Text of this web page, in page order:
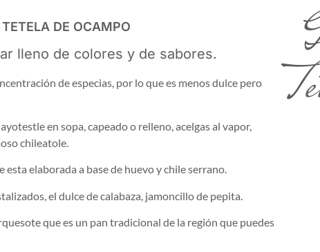
DE OCAMPO
lleno de colores y de sabores.
de especias, por lo que es menos dulce pero
en sopa, capeado o relleno, acelgas al vapor,
chileatole.
elaborada a base de huevo y chile serrano.
el dulce de calabaza, jamoncillo de pepita.
que es un pan tradicional de la región que puedes